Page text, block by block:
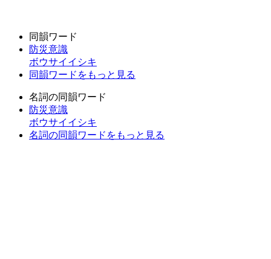
同韻ワード
防災意識
ボウサイイシキ
同韻ワードをもっと見る
名詞の同韻ワード
防災意識
ボウサイイシキ
名詞の同韻ワードをもっと見る